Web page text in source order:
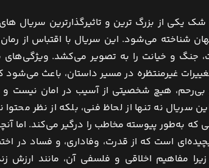
یکی از بزرگ ‌ترین و تاثیرگذارترین سریال
شناخته می‌شود. این سریال با اقتباس از
جنگ و خیانت را به تصویر می‌کشد.
غیرمنتظره در مسیر داستان، باعث می‌شود
هیچ شخصیتی از آسیب در امان نیست
سریال نه تنها از لحاظ فنی، بلکه از نظر
به‌طور پیوسته مخاطب را درگیر می‌کند. اما
است که از قدرت، وفاداری، و فساد در
مفاهیم اخلاقی و فلسفی آن، مانند